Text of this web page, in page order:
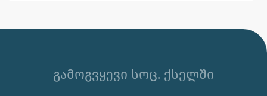
გამოგვყევი სოც. ქსელში